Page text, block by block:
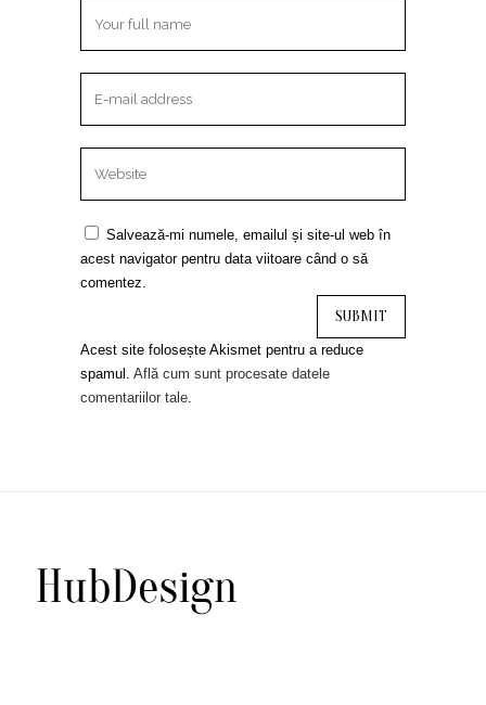
Salvează-mi numele, emailul și site-ul web în
acest navigator pentru data viitoare când o să
comentez.
Acest site folosește Akismet pentru a reduce
spamul. Află cum sunt procesate datele
comentariilor tale.